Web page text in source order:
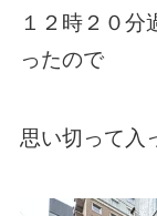
１２時２０分
ったので
思い切って入